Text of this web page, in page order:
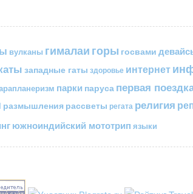
вулканы гималаи горы госвами
западные гаты здоровье интернет
парки паруса первая
размышления рассветы регата религия
южноиндийский мототрип языки